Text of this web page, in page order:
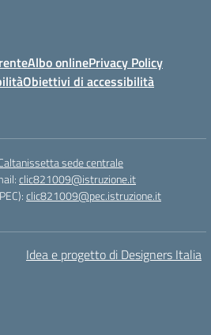
about-us/
shop/
Albo onlinePrivacy Policy
Obiettivi di accessibilità
sede centrale
clic821009@istruzione.it
clic821009@pec.istruzione.it
Idea e progetto di Designers Italia